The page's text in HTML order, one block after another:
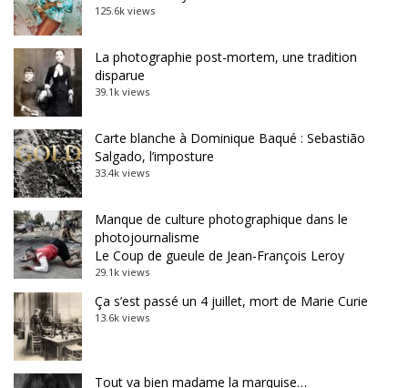
125.6k views
La photographie post-mortem, une tradition
disparue
39.1k views
Carte blanche à Dominique Baqué : Sebastião
Salgado, l’imposture
33.4k views
Manque de culture photographique dans le
photojournalisme
Le Coup de gueule de Jean-François Leroy
29.1k views
Ça s’est passé un 4 juillet, mort de Marie Curie
13.6k views
Tout va bien madame la marquise…